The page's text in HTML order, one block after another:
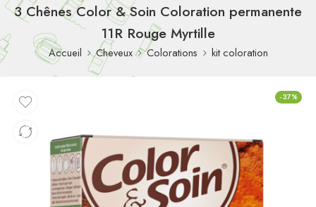
3 Chênes Color & Soin Coloration permanente
11R Rouge Myrtille
Accueil Cheveux Colorations kit coloration
-37%